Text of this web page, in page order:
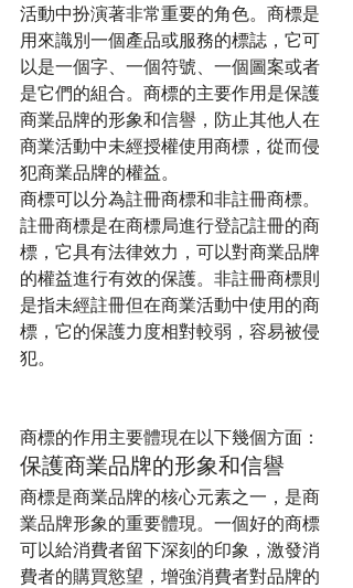
活動中扮演著非常重要的角色。商標是
用來識別一個產品或服務的標誌，它可
以是一個字、一個符號、一個圖案或者
是它們的組合。商標的主要作用是保護
商業品牌的形象和信譽，防止其他人在
商業活動中未經授權使用商標，從而侵
犯商業品牌的權益。
商標可以分為註冊商標和非註冊商標。
註冊商標是在商標局進行登記註冊的商
標，它具有法律效力，可以對商業品牌
的權益進行有效的保護。非註冊商標則
是指未經註冊但在商業活動中使用的商
標，它的保護力度相對較弱，容易被侵
犯。
商標的作用主要體現在以下幾個方面：
保護商業品牌的形象和信譽
商標是商業品牌的核心元素之一，是商
業品牌形象的重要體現。一個好的商標
可以給消費者留下深刻的印象，激發消
費者的購買慾望，增強消費者對品牌的